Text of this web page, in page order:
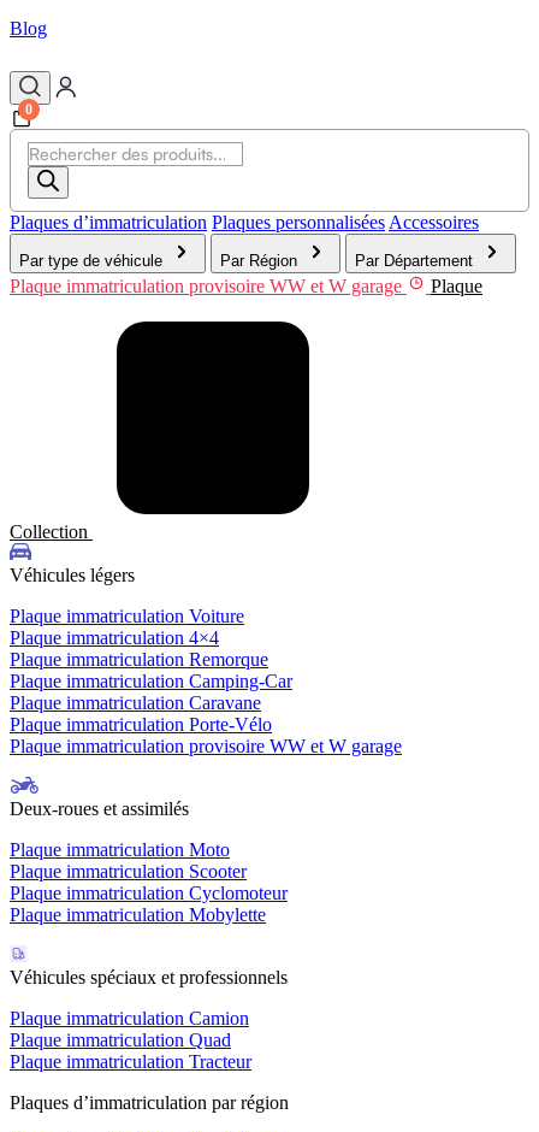
Blog
0
Recherche
de
produits
Plaques d’immatriculation Plaques personnalisées Accessoires
Par type de véhicule Par Région Par Département
Plaque immatriculation provisoire WW et W garage Plaque
Collection
Véhicules légers
Plaque immatriculation Voiture
Plaque immatriculation 4×4
Plaque immatriculation Remorque
Plaque immatriculation Camping-Car
Plaque immatriculation Caravane
Plaque immatriculation Porte-Vélo
Plaque immatriculation provisoire WW et W garage
Deux-roues et assimilés
Plaque immatriculation Moto
Plaque immatriculation Scooter
Plaque immatriculation Cyclomoteur
Plaque immatriculation Mobylette
Véhicules spéciaux et professionnels
Plaque immatriculation Camion
Plaque immatriculation Quad
Plaque immatriculation Tracteur
Plaques d’immatriculation par région